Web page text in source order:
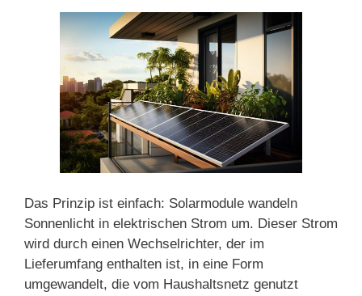
Das Prinzip ist einfach: Solarmodule wandeln
Sonnenlicht in elektrischen Strom um. Dieser Strom
wird durch einen Wechselrichter, der im
Lieferumfang enthalten ist, in eine Form
umgewandelt, die vom Haushaltsnetz genutzt